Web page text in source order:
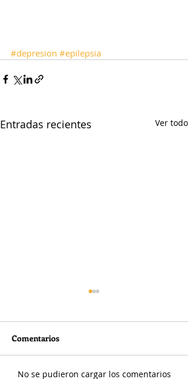
#depresion #epilepsia
Entradas recientes Ver todo
Comentarios
No se pudieron cargar los comentarios